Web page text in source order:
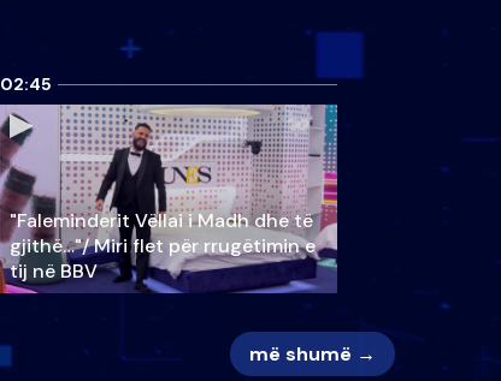
02:45
"Faleminderit Vëllai i Madh dhe të
gjithë…"/ Miri flet për rrugëtimin e
tij në BBV
më shumë →